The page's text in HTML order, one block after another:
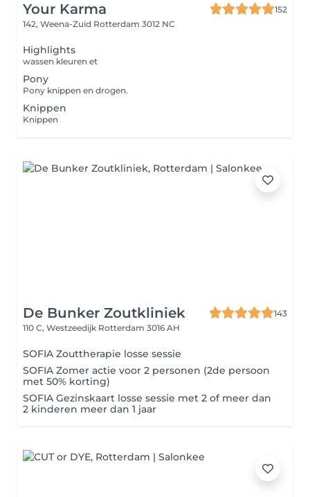
Your Karma
152
142, Weena-Zuid Rotterdam 3012 NC
Highlights
wassen kleuren et
Pony
Pony knippen en drogen.
Knippen
Knippen
De Bunker Zoutkliniek
143
110 C, Westzeedijk Rotterdam 3016 AH
SOFIA Zouttherapie losse sessie
SOFIA Zomer actie voor 2 personen (2de persoon
met 50% korting)
SOFIA Gezinskaart losse sessie met 2 of meer dan
2 kinderen meer dan 1 jaar